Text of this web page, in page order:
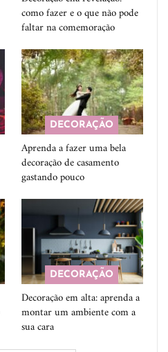
como fazer e o que não pode
faltar na comemoração
DECORAÇÃO
Aprenda a fazer uma bela
decoração de casamento
gastando pouco
DECORAÇÃO
Decoração em alta: aprenda a
montar um ambiente com a
sua cara